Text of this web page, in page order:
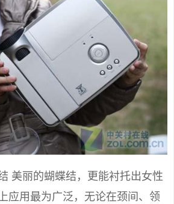
美丽的蝴蝶结，更能衬托出女性
应用最为广泛，无论在颈间、领